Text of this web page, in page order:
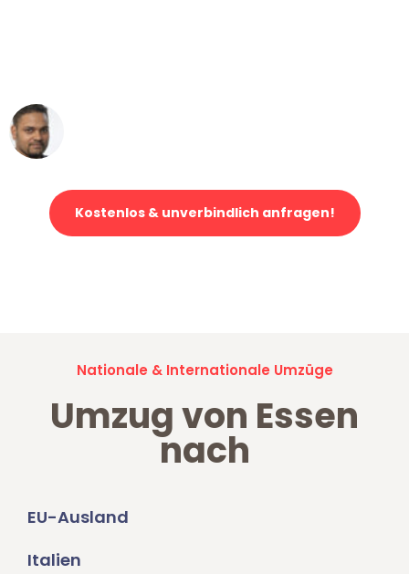
Kostenlos & unverbindlich anfragen!
Nationale & Internationale Umzüge
Umzug von Essen
nach
EU-Ausland
Italien